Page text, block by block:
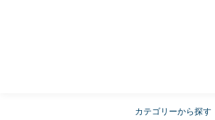
カテゴリーから探す